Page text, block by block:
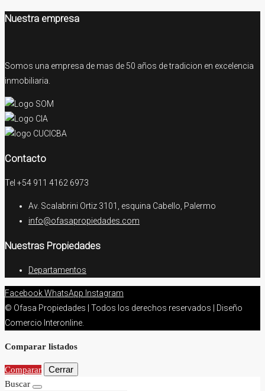
Nuestra empresa
Somos una empresa de mas de 50 años de tradicion en excelencia
inmobiliaria.
Contacto
Tel +54 911 4162 6973
Av. Scalabrini Ortiz 3101, esquina Cabello, Palermo
info@ofasapropiedades.com
Nuestras Propiedades
Departamentos
FacebookWhatsApp Instagram
© Ofasa Propiedades | Todos los derechos reservados | Diseño
Comercio Interonline.
Comparar listados
Comparar Cerrar
Buscar